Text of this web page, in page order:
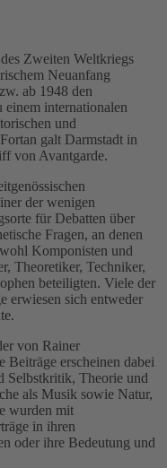
Zweiten Weltkriegs
Neuanfang
ab 1948 den
einem internationalen
und
galt Darmstadt in
von Avantgarde.
der wenigen
für Debatten über
Fragen, an denen
Komponisten und
Theoretiker, Techniker,
beteiligten. Viele der
erwiesen sich entweder
von Rainer
Beiträge erscheinen dabei
Selbstkritik, Theorie und
als Musik sowie Natur,
wurden mit
in ihren
oder ihre Bedeutung und